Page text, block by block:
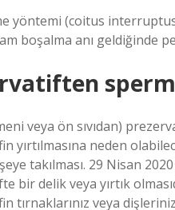
yöntemi (coitus
boşalma anı geldiğinde
sperm
veya ön sıvıdan)
yırtılmasına neden
takılması. 29 Nisan
bir delik veya yırtık
tırnaklarınız veya